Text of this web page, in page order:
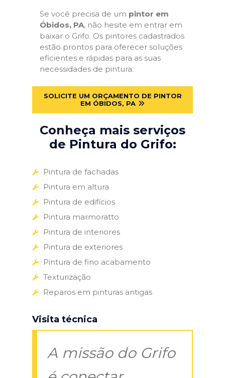
Se você precisa de um pintor em
Óbidos, PA, não hesite em entrar em
baixar o Grifo. Os pintores cadastrados
estão prontos para oferecer soluções
eficientes e rápidas para as suas
necessidades de pintura.
SOLICITE UM ORÇAMENTO DE PINTOR
EM ÓBIDOS, PA
Conheça mais serviços
de Pintura do Grifo:
Pintura de fachadas
Pintura em altura
Pintura de edifícios
Pintura marmoratto
Pintura de interiores
Pintura de exteriores
Pintura de fino acabamento
Texturização
Reparos em pinturas antigas
Visita técnica
A missão do Grifo